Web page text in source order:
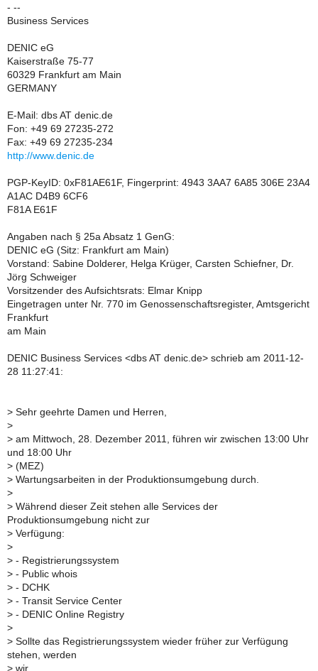
- --
Business Services
DENIC eG
Kaiserstraße 75-77
60329 Frankfurt am Main
GERMANY
E-Mail: dbs AT denic.de
Fon: +49 69 27235-272
Fax: +49 69 27235-234
http://www.denic.de
PGP-KeyID: 0xF81AE61F, Fingerprint: 4943 3AA7 6A85 306E 23A4
A1AC D4B9 6CF6
F81A E61F
Angaben nach § 25a Absatz 1 GenG:
DENIC eG (Sitz: Frankfurt am Main)
Vorstand: Sabine Dolderer, Helga Krüger, Carsten Schiefner, Dr.
Jörg Schweiger
Vorsitzender des Aufsichtsrats: Elmar Knipp
Eingetragen unter Nr. 770 im Genossenschaftsregister, Amtsgericht
Frankfurt
am Main
DENIC Business Services <dbs AT denic.de> schrieb am 2011-12-
28 11:27:41:
> Sehr geehrte Damen und Herren,
>
> am Mittwoch, 28. Dezember 2011, führen wir zwischen 13:00 Uhr
und 18:00 Uhr
> (MEZ)
> Wartungsarbeiten in der Produktionsumgebung durch.
>
> Während dieser Zeit stehen alle Services der
Produktionsumgebung nicht zur
> Verfügung:
>
> - Registrierungssystem
> - Public whois
> - DCHK
> - Transit Service Center
> - DENIC Online Registry
>
> Sollte das Registrierungssystem wieder früher zur Verfügung
stehen, werden
> wir